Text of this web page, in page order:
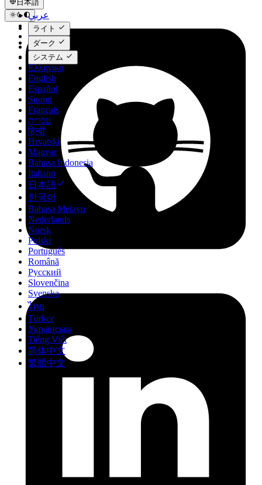
日本語
عربي
Català
Čeština
Dansk
Deutsch
Ελληνικά
English
Español
Suomi
Français
עברית
हिन्दी
Hrvatski
Magyar
Bahasa Indonesia
Italiano
日本語
한국어
Bahasa Melayu
Nederlands
Norsk
Polski
Português
Română
Русский
Slovenčina
Svenska
ไทย
Türkçe
Українська
Tiếng Việt
简体中文
繁體中文
ライト
ダーク
システム